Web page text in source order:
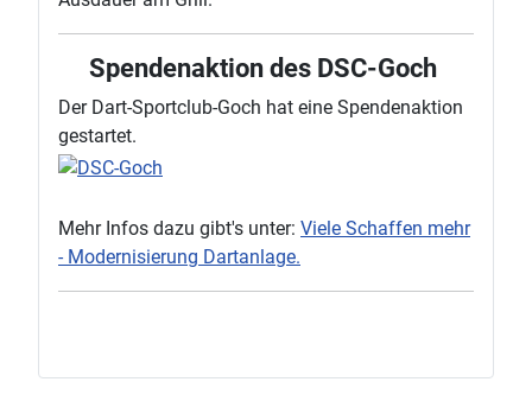
Spendenaktion des DSC-Goch
Der Dart-Sportclub-Goch hat eine Spendenaktion
gestartet.
Mehr Infos dazu gibt's unter: Viele Schaffen mehr
- Modernisierung Dartanlage.